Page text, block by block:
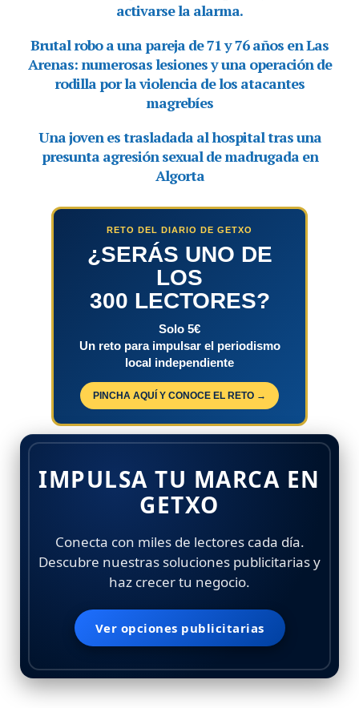
RETO DEL DIARIO DE GETXO
¿SERÁS UNO DE
LOS
300 LECTORES?
Solo 5€
Un reto para impulsar el periodismo
local independiente
PINCHA AQUÍ Y CONOCE EL RETO →
IMPULSA TU MARCA EN
GETXO
Conecta con miles de lectores cada día.
Descubre nuestras soluciones publicitarias y
haz crecer tu negocio.
Ver opciones publicitarias